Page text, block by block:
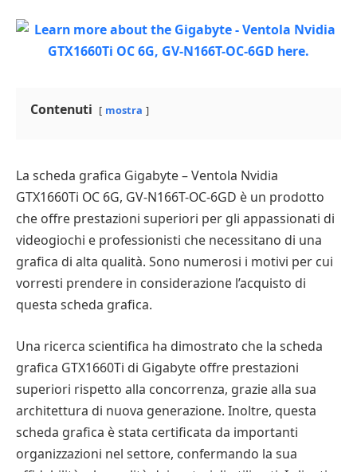
Contenuti mostra
La scheda grafica Gigabyte – Ventola Nvidia
GTX1660Ti OC 6G, GV-N166T-OC-6GD è un prodotto
che offre prestazioni superiori per gli appassionati di
videogiochi e professionisti che necessitano di una
grafica di alta qualità. Sono numerosi i motivi per cui
vorresti prendere in considerazione l’acquisto di
questa scheda grafica.
Una ricerca scientifica ha dimostrato che la scheda
grafica GTX1660Ti di Gigabyte offre prestazioni
superiori rispetto alla concorrenza, grazie alla sua
architettura di nuova generazione. Inoltre, questa
scheda grafica è stata certificata da importanti
organizzazioni nel settore, confermando la sua